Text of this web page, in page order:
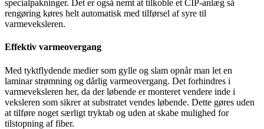
specialpakninger. Det er også nemt at tilkoble et CIP-anlæg så
rengøring køres helt automatisk med tilførsel af syre til
varmeveksleren.
Effektiv varmeovergang
Med tyktflydende medier som gylle og slam opnår man let en
laminar strømning og dårlig varmeovergang. Det forhindres i
varmeveksleren her, da der løbende er monteret vendere inde i
veksleren som sikrer at substratet vendes løbende. Dette gøres uden
at tilføre noget særligt tryktab og uden at skabe mulighed for
tilstopning af fiber.